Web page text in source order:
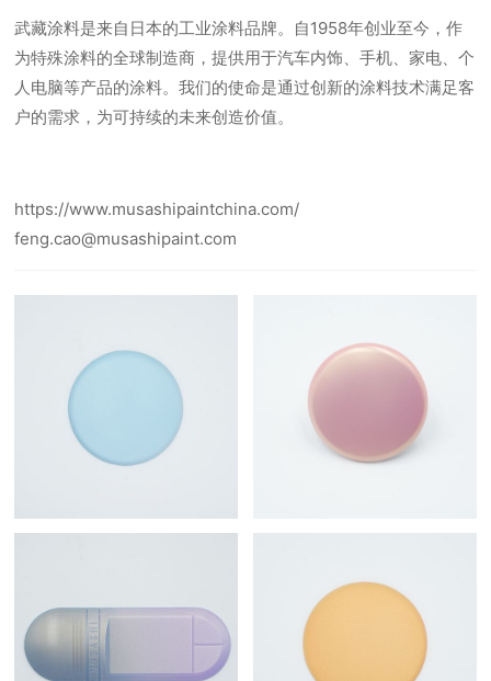
武藏涂料是来自日本的工业涂料品牌。自1958年创业至今，作
为特殊涂料的全球制造商，提供用于汽车内饰、手机、家电、个
人电脑等产品的涂料。我们的使命是通过创新的涂料技术满足客
户的需求，为可持续的未来创造价值。
https://www.musashipaintchina.com/
feng.cao@musashipaint.com